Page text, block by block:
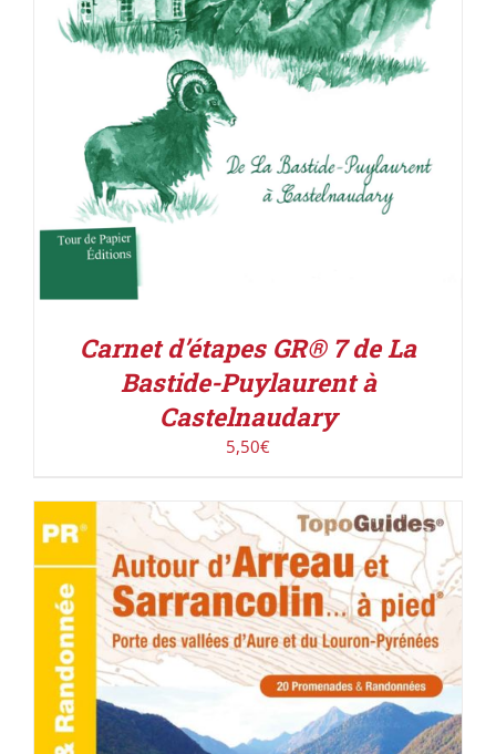
Carnet d’étapes GR® 7 de La
Bastide-Puylaurent à
Castelnaudary
5,50€